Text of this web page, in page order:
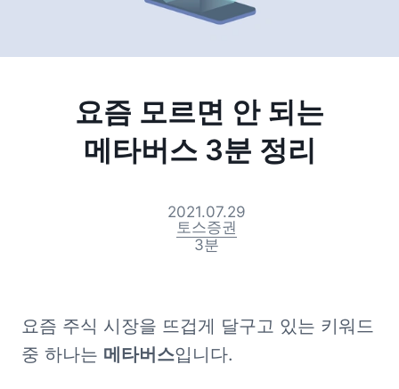
요즘 모르면 안 되는
메타버스 3분 정리
2021.07.29
토스증권
3분
요즘 주식 시장을 뜨겁게 달구고 있는 키워드
중 하나는 메타버스입니다.